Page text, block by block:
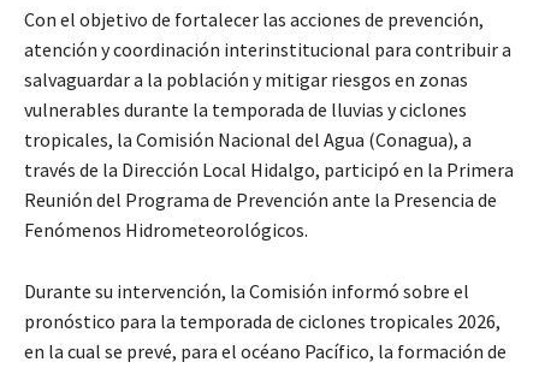
Con el objetivo de fortalecer las acciones de prevención,
atención y coordinación interinstitucional para contribuir a
salvaguardar a la población y mitigar riesgos en zonas
vulnerables durante la temporada de lluvias y ciclones
tropicales, la Comisión Nacional del Agua (Conagua), a
través de la Dirección Local Hidalgo, participó en la Primera
Reunión del Programa de Prevención ante la Presencia de
Fenómenos Hidrometeorológicos.
Durante su intervención, la Comisión informó sobre el
pronóstico para la temporada de ciclones tropicales 2026,
en la cual se prevé, para el océano Pacífico, la formación de